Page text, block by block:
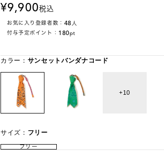
9,900税込
お気に入り登録者数： 48人
付与予定ポイント： 180pt
カラー： サンセットバンダナコード
10
サイズ： フリー
フリー